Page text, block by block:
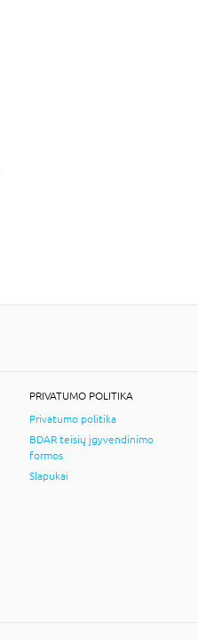
PRIVATUMO POLITIKA
Privatumo politika
BDAR teisių įgyvendinimo
formos
Slapukai